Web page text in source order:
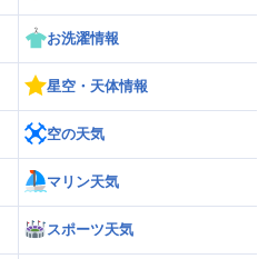
お洗濯情報
星空・天体情報
空の天気
マリン天気
スポーツ天気